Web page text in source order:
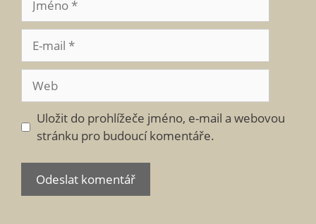
mail
Uložit do prohlížeče jméno, e-mail a webovou
stránku pro budoucí komentáře.